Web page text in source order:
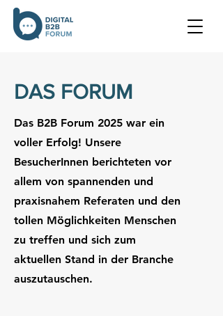
DAS FORUM
Das B2B Forum 2025 war ein
voller Erfolg! Unsere
BesucherInnen berichteten vor
allem von spannenden und
praxisnahem Referaten und den
tollen Möglichkeiten Menschen
zu treffen und sich zum
aktuellen Stand in der Branche
auszutauschen.